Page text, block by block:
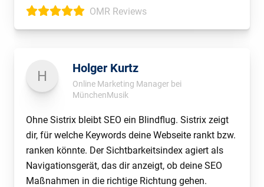
OMR Reviews
H Holger Kurtz
Online Marketing Manager bei
MünchenMusik
Ohne Sistrix bleibt SEO ein Blindflug. Sistrix zeigt
dir, für welche Keywords deine Webseite rankt bzw.
ranken könnte. Der Sichtbarkeitsindex agiert als
Navigationsgerät, das dir anzeigt, ob deine SEO
Maßnahmen in die richtige Richtung gehen.